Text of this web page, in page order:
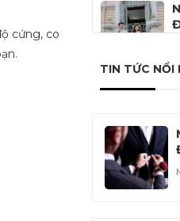
cứng, co
TIN TỨC NỔI